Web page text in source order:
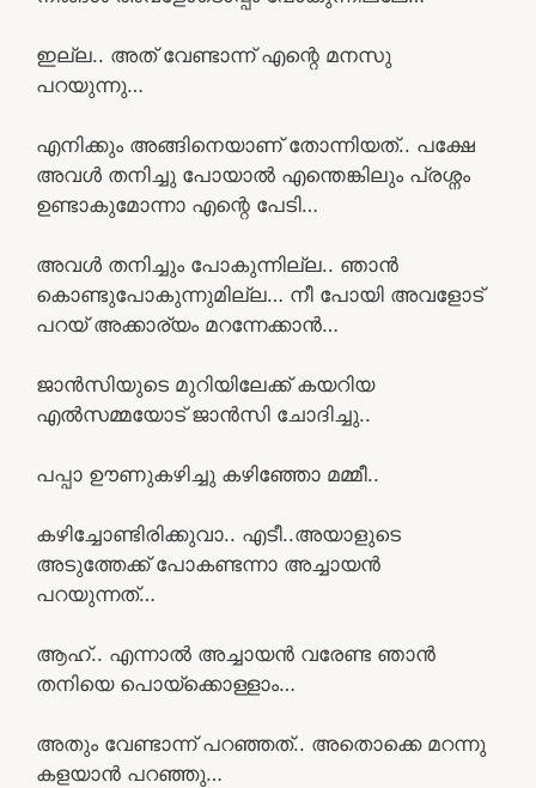
ഇല്ല.. അത് വേണ്ടാന്ന് എന്റെ മനസു
പറയുന്നു…
എനിക്കും അങ്ങിനെയാണ് തോന്നിയത്.. പക്ഷേ
അവൾ തനിച്ചു പോയാൽ എന്തെങ്കിലും പ്രശ്നം
ഉണ്ടാകുമോന്നാ എന്റെ പേടി…
അവൾ തനിച്ചും പോകുന്നില്ല.. ഞാൻ
കൊണ്ടുപോകുന്നുമില്ല… നീ പോയി അവളോട്
പറയ് അക്കാര്യം മറന്നേക്കാൻ…
ജാൻസിയുടെ മുറിയിലേക്ക് കയറിയ
എൽസമ്മയോട് ജാൻസി ചോദിച്ചു..
പപ്പാ ഊണുകഴിച്ചു കഴിഞ്ഞോ മമ്മീ..
കഴിച്ചോണ്ടിരിക്കുവാ.. എടീ..അയാളുടെ
അടുത്തേക്ക് പോകണ്ടന്നാ അച്ചായൻ
പറയുന്നത്…
ആഹ്.. എന്നാൽ അച്ചായൻ വരേണ്ട ഞാൻ
തനിയെ പൊയ്ക്കൊള്ളാം…
അതും വേണ്ടാന്ന് പറഞ്ഞത്.. അതൊക്കെ മറന്നു
കളയാൻ പറഞ്ഞു…